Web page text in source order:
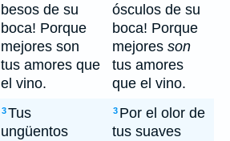
besos de su
boca! Porque
mejores son
tus amores que
el vino.
ósculos de su
boca! Porque
mejores son
tus amores
que el vino.
3Tus
ungüentos
3 Por el olor de
tus suaves